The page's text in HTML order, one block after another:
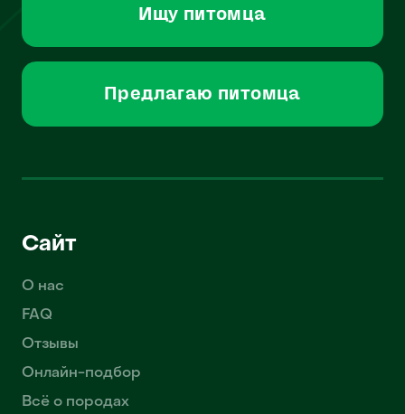
Ищу питомца
Предлагаю питомца
Сайт
О нас
FAQ
Отзывы
Онлайн-подбор
Всё о породах